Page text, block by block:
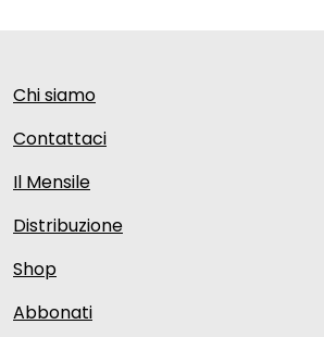
Chi siamo
Contattaci
Il Mensile
Distribuzione
Shop
Abbonati